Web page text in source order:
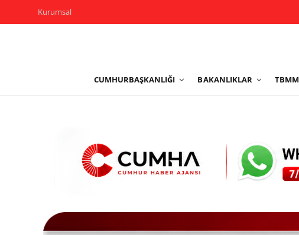
Kurumsal
CUMHURBAŞKANLIĞI BAKANLIKLAR TBMM
Yerel Yönetimler